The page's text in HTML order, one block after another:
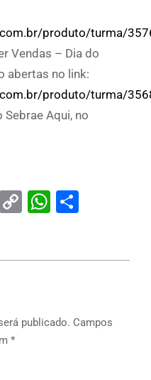
produto/turma/
Vendas – Dia do
abertas no link:
produto/turma/
Aqui, no
Telegram
Copy
publicado. Campos
*